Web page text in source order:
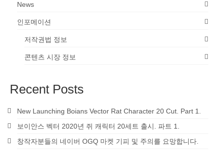
News
인포메이션
저작권법 정보
콘텐츠 시장 정보
Recent Posts
New Launching Boians Vector Rat Character 20 Cut. Part 1.
보이안스 벡터 2020년 쥐 캐릭터 20세트 출시. 파트 1.
창작자분들의 네이버 OGQ 마켓 기피 및 주의를 요망합니다.